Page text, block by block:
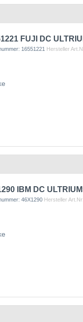
FUJI DC
16551221 Hersteller
IBM DC
46X1290 Hersteller Art.Nr: